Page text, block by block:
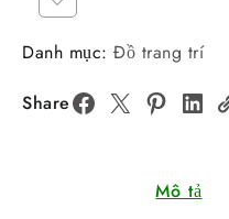
Danh mục: Đồ trang trí
Share
Mô tả